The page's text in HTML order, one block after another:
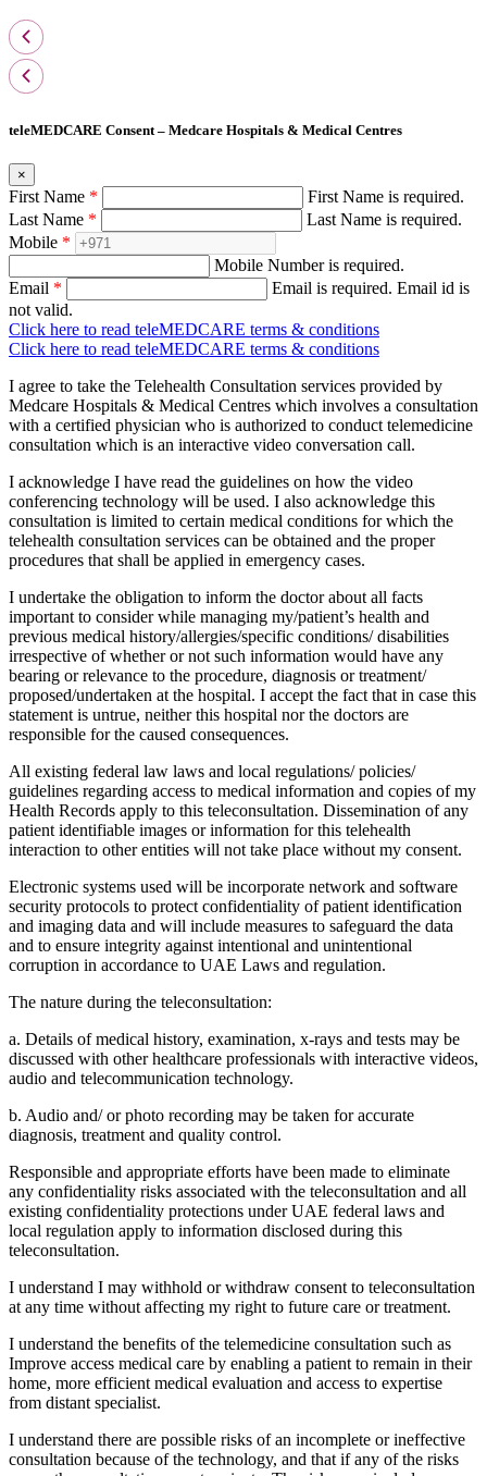
teleMEDCARE Consent – Medcare Hospitals & Medical Centres
×
First Name *
First Name is required.
Last Name *
Last Name is required.
Mobile *
Mobile Number is required.
Email * Email is required. Email id is
not valid.
Click here to read teleMEDCARE terms & conditions
Click here to read teleMEDCARE terms & conditions
I agree to take the Telehealth Consultation services provided by
Medcare Hospitals & Medical Centres which involves a consultation
with a certified physician who is authorized to conduct telemedicine
consultation which is an interactive video conversation call.
I acknowledge I have read the guidelines on how the video
conferencing technology will be used. I also acknowledge this
consultation is limited to certain medical conditions for which the
telehealth consultation services can be obtained and the proper
procedures that shall be applied in emergency cases.
I undertake the obligation to inform the doctor about all facts
important to consider while managing my/patient’s health and
previous medical history/allergies/specific conditions/ disabilities
irrespective of whether or not such information would have any
bearing or relevance to the procedure, diagnosis or treatment/
proposed/undertaken at the hospital. I accept the fact that in case this
statement is untrue, neither this hospital nor the doctors are
responsible for the caused consequences.
All existing federal law laws and local regulations/ policies/
guidelines regarding access to medical information and copies of my
Health Records apply to this teleconsultation. Dissemination of any
patient identifiable images or information for this telehealth
interaction to other entities will not take place without my consent.
Electronic systems used will be incorporate network and software
security protocols to protect confidentiality of patient identification
and imaging data and will include measures to safeguard the data
and to ensure integrity against intentional and unintentional
corruption in accordance to UAE Laws and regulation.
The nature during the teleconsultation:
a. Details of medical history, examination, x-rays and tests may be
discussed with other healthcare professionals with interactive videos,
audio and telecommunication technology.
b. Audio and/ or photo recording may be taken for accurate
diagnosis, treatment and quality control.
Responsible and appropriate efforts have been made to eliminate
any confidentiality risks associated with the teleconsultation and all
existing confidentiality protections under UAE federal laws and
local regulation apply to information disclosed during this
teleconsultation.
I understand I may withhold or withdraw consent to teleconsultation
at any time without affecting my right to future care or treatment.
I understand the benefits of the telemedicine consultation such as
Improve access medical care by enabling a patient to remain in their
home, more efficient medical evaluation and access to expertise
from distant specialist.
I understand there are possible risks of an incomplete or ineffective
consultation because of the technology, and that if any of the risks